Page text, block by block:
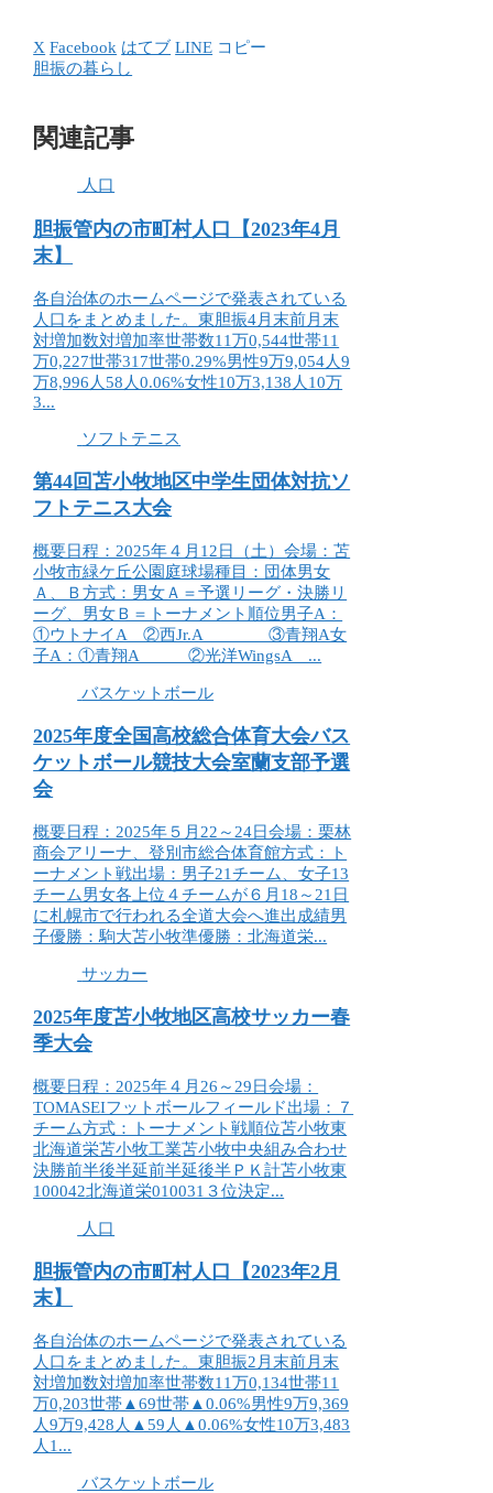
X Facebook はてブ LINE コピー
胆振の暮らし
関連記事
人口
胆振管内の市町村人口【2023年4月
末】
各自治体のホームページで発表されている
人口をまとめました。東胆振4月末前月末
対増加数対増加率世帯数11万0,544世帯11
万0,227世帯317世帯0.29%男性9万9,054人9
万8,996人58人0.06%女性10万3,138人10万
3...
ソフトテニス
第44回苫小牧地区中学生団体対抗ソ
フトテニス大会
概要日程：2025年４月12日（土）会場：苫
小牧市緑ケ丘公園庭球場種目：団体男女
Ａ、Ｂ方式：男女Ａ＝予選リーグ・決勝リ
ーグ、男女Ｂ＝トーナメント順位男子A：
①ウトナイA ②西Jr.A ③青翔A女
子A：①青翔A ②光洋WingsA ...
バスケットボール
2025年度全国高校総合体育大会バス
ケットボール競技大会室蘭支部予選
会
概要日程：2025年５月22～24日会場：栗林
商会アリーナ、登別市総合体育館方式：ト
ーナメント戦出場：男子21チーム、女子13
チーム男女各上位４チームが６月18～21日
に札幌市で行われる全道大会へ進出成績男
子優勝：駒大苫小牧準優勝：北海道栄...
サッカー
2025年度苫小牧地区高校サッカー春
季大会
概要日程：2025年４月26～29日会場：
TOMASEIフットボールフィールド出場：７
チーム方式：トーナメント戦順位苫小牧東
北海道栄苫小牧工業苫小牧中央組み合わせ
決勝前半後半延前半延後半ＰＫ計苫小牧東
100042北海道栄010031３位決定...
人口
胆振管内の市町村人口【2023年2月
末】
各自治体のホームページで発表されている
人口をまとめました。東胆振2月末前月末
対増加数対増加率世帯数11万0,134世帯11
万0,203世帯▲69世帯▲0.06%男性9万9,369
人9万9,428人▲59人▲0.06%女性10万3,483
人1...
バスケットボール